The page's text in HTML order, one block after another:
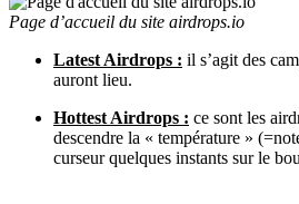
Page d’accueil du site airdrops.io
Latest Airdrops : il s’agit des
auront lieu.
Hottest Airdrops : ce sont les
descendre la « température »
curseur quelques instants sur le